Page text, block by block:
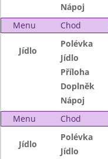
Nápoj
Menu
Chod
Jídlo
Polévka
Jídlo
Příloha
Doplněk
Nápoj
Menu
Chod
Jídlo
Polévka
Jídlo